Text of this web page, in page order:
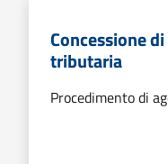
Concessione
tributaria
Procedimento di